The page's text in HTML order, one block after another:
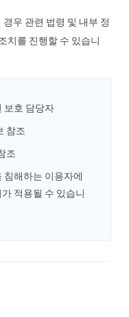
우 관련 법령 및 내부 정
치를 진행할 수 있습니
보호 담당자
참조
조
침해하는 이용자에
적용될 수 있습니